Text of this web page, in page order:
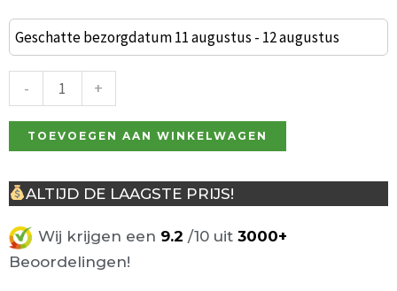
Geschatte bezorgdatum 11 augustus - 12 augustus
-
van
2
Barkrukken
Zwart
aantal
+
TOEVOEGEN AAN WINKELWAGEN
ALTIJD DE LAAGSTE PRIJS!
Wij krijgen een 9.2 /10 uit 3000+
Beoordelingen!